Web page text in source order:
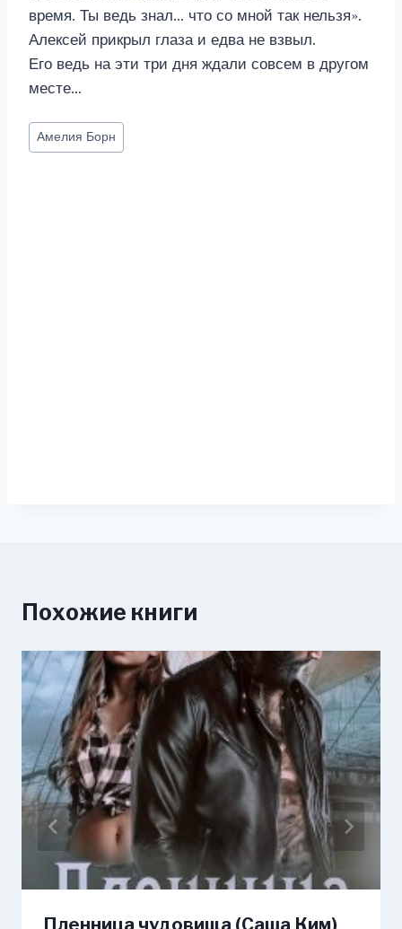
время. Ты ведь знал… что со мной так нельзя».
Алексей прикрыл глаза и едва не взвыл.
Его ведь на эти три дня ждали совсем в другом
месте…
Метки
записи:
Амелия Борн
Похожие книги